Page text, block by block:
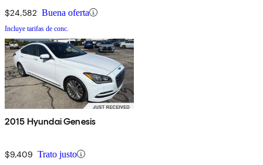
$24,582 Buena oferta
Incluye tarifas de conc.
2015 Hyundai Genesis
$9,409 Trato justo